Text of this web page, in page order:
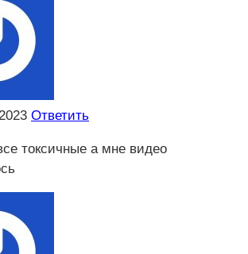
Ответить
токсичные а мне видео